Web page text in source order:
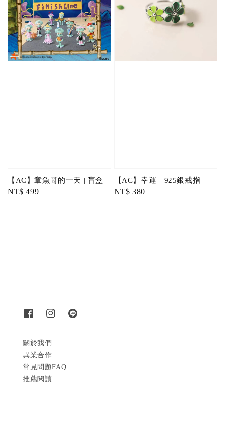
【AC】章魚哥的一天 | 盲盒
Regular
NT$ 499
【AC】幸運｜925銀戒指
Regular
NT$ 380
關於我們
異業合作
常見問題FAQ
推薦閱讀